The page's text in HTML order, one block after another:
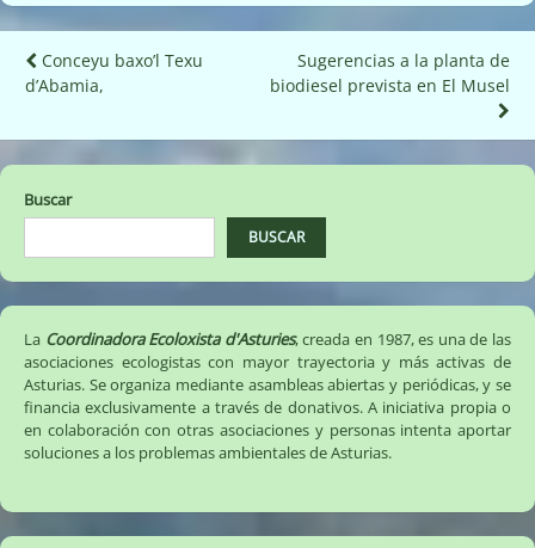
Navegación
de
entradas
Conceyu baxo’l Texu
d’Abamia,
Sugerencias a la planta de
biodiesel prevista en El Musel
Buscar
BUSCAR
La Coordinadora Ecoloxista d'Asturies, creada en 1987, es una de las
asociaciones ecologistas con mayor trayectoria y más activas de
Asturias. Se organiza mediante asambleas abiertas y periódicas, y se
financia exclusivamente a través de donativos. A iniciativa propia o
en colaboración con otras asociaciones y personas intenta aportar
soluciones a los problemas ambientales de Asturias.